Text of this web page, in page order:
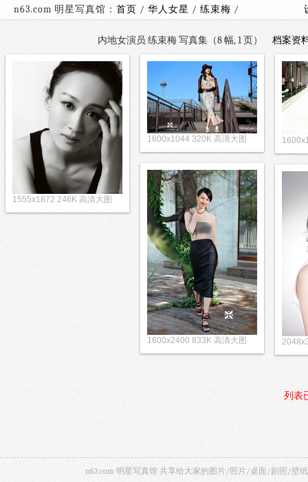
n63.com 明星写真馆： 首页 / 华人女星 / 练束梅 /
内地女演员 练束梅 写真集（8 幅, 1 页） 档案资
1555x1872 246K 高清大图
1600x1044 320K 高清大图
1600x2400 833K 高清大图
列表
n63.com 明星写真馆 共享给大家的图片/照片/桌面/剧照/壁